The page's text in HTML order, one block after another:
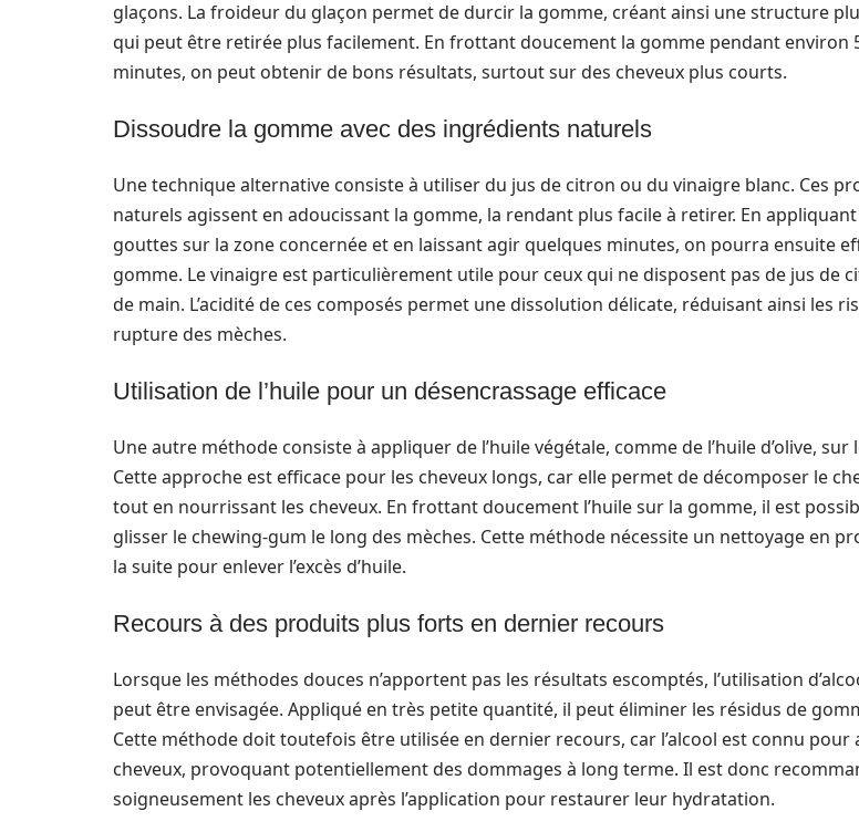
glaçons. La froideur du glaçon permet de durcir la gomme, créant ainsi une structure
qui peut être retirée plus facilement. En frottant doucement la gomme pendant environ
minutes, on peut obtenir de bons résultats, surtout sur des cheveux plus courts.
Dissoudre la gomme avec des ingrédients naturels
Une technique alternative consiste à utiliser du jus de citron ou du vinaigre blanc. Ces
naturels agissent en adoucissant la gomme, la rendant plus facile à retirer. En
gouttes sur la zone concernée et en laissant agir quelques minutes, on pourra ensuite
gomme. Le vinaigre est particulièrement utile pour ceux qui ne disposent pas de jus de
de main. L’acidité de ces composés permet une dissolution délicate, réduisant ainsi les
rupture des mèches.
Utilisation de l’huile pour un désencrassage efficace
Une autre méthode consiste à appliquer de l’huile végétale, comme de l’huile d’olive, sur
Cette approche est efficace pour les cheveux longs, car elle permet de décomposer le
tout en nourrissant les cheveux. En frottant doucement l’huile sur la gomme, il est
glisser le chewing-gum le long des mèches. Cette méthode nécessite un nettoyage en
la suite pour enlever l’excès d’huile.
Recours à des produits plus forts en dernier recours
Lorsque les méthodes douces n’apportent pas les résultats escomptés, l’utilisation
peut être envisagée. Appliqué en très petite quantité, il peut éliminer les résidus de
Cette méthode doit toutefois être utilisée en dernier recours, car l’alcool est connu pour
cheveux, provoquant potentiellement des dommages à long terme. Il est donc
soigneusement les cheveux après l’application pour restaurer leur hydratation.